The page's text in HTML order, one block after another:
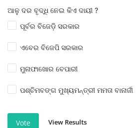
ଆଳୁ ଦର ବୃଦ୍ଧି ନେଇ କିଏ ଦାୟୀ ?
ପୂର୍ବର ବିଜେଡ଼ି ସରକାର
ଏବେର ବିଜେପି ସରକାର
ମୁନାଫାଖୋର ବେପାରୀ
ପଶ୍ଚିମବଙ୍ଗ ମୁଖ୍ୟମନ୍ତ୍ରୀ ମମତା ବାନାର୍ଜୀ
Vote View Results